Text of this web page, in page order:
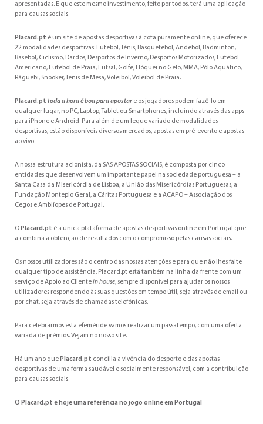
apresentadas. E que este mesmo investimento, feito por todos, terá uma aplicação
para causas sociais.
Placard.pt é um site de apostas desportivas à cota puramente online, que oferece
22 modalidades desportivas: Futebol, Ténis, Basquetebol, Andebol, Badminton,
Basebol, Ciclismo, Dardos, Desportos de Inverno, Desportos Motorizados, Futebol
Americano, Futebol de Praia, Futsal, Golfe, Hóquei no Gelo, MMA, Pólo Aquático,
Râguebi, Snooker, Ténis de Mesa, Voleibol, Voleibol de Praia.
Placard.pt toda a hora é boa para apostar e os jogadores podem fazê-lo em
qualquer lugar, no PC, Laptop, Tablet ou Smartphones, incluindo através das apps
para iPhone e Android. Para além de um leque variado de modalidades
desportivas, estão disponíveis diversos mercados, apostas em pré-evento e apostas
ao vivo.
A nossa estrutura acionista, da SAS APOSTAS SOCIAIS, é composta por cinco
entidades que desenvolvem um importante papel na sociedade portuguesa – a
Santa Casa da Misericórdia de Lisboa, a União das Misericórdias Portuguesas, a
Fundação Montepio Geral, a Cáritas Portuguesa e a ACAPO – Associação dos
Cegos e Amblíopes de Portugal.
O Placard.pt é a única plataforma de apostas desportivas online em Portugal que
a combina a obtenção de resultados com o compromisso pelas causas sociais.
Os nossos utilizadores são o centro das nossas atenções e para que não lhes falte
qualquer tipo de assistência, Placard.pt está também na linha da frente com um
serviço de Apoio ao Clientein house, sempre disponível para ajudar os nossos
utilizadores respondendo às suas questões em tempo útil, seja através de email ou
por chat, seja através de chamadas telefónicas.
Para celebrarmos esta efeméride vamos realizar um passatempo, com uma oferta
variada de prémios. Vejam no nosso site.
Há um ano que Placard.pt concilia a vivência do desporto e das apostas
desportivas de uma forma saudável e socialmente responsável, com a contribuição
para causas sociais.
O Placard.pt é hoje uma referência no jogo online em Portugal